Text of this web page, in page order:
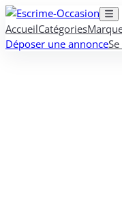
AccueilCatégories
Déposer une annonce